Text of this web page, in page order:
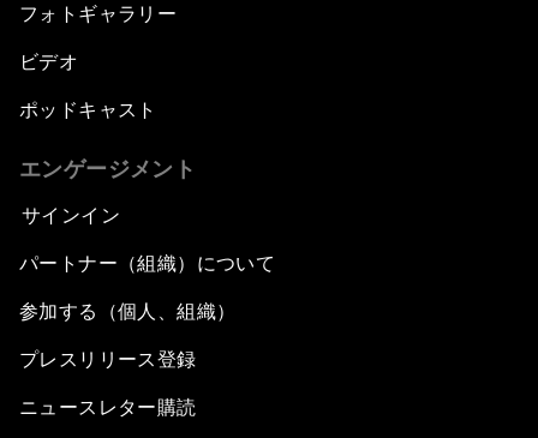
フォトギャラリー
ビデオ
ポッドキャスト
エンゲージメント
サインイン
パートナー（組織）について
参加する（個人、組織）
プレスリリース登録
ニュースレター購読